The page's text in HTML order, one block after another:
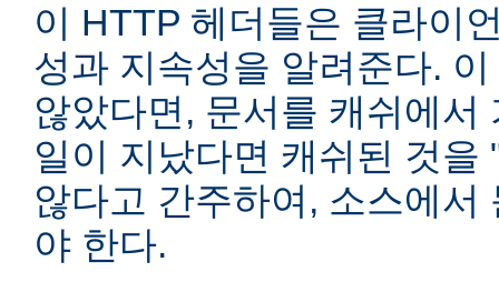
이 HTTP 헤더들은 클라이
성과 지속성을 알려준다.
않았다면, 문서를 캐쉬에서
일이 지났다면 캐쉬된 것을
않다고 간주하여, 소스에서
야 한다.